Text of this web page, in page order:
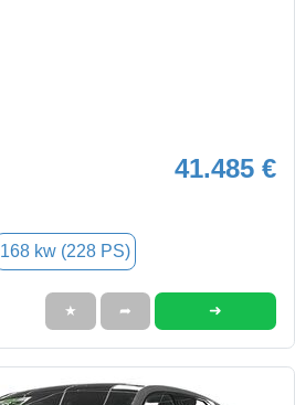
41.485 €
168 kw (228 PS)
★ ➦ ➜